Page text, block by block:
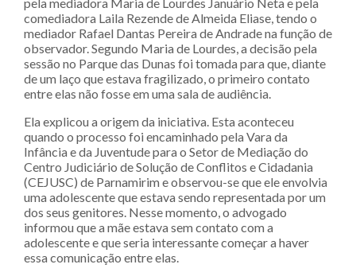
comediadora Laila Rezende de Almeida Eliase, tendo o
mediador Rafael Dantas Pereira de Andrade na função de
observador. Segundo Maria de Lourdes, a decisão pela
sessão no Parque das Dunas foi tomada para que, diante
de um laço que estava fragilizado, o primeiro contato
entre elas não fosse em uma sala de audiência.
Ela explicou a origem da iniciativa. Esta aconteceu
quando o processo foi encaminhado pela Vara da
Infância e da Juventude para o Setor de Mediação do
Centro Judiciário de Solução de Conflitos e Cidadania
(CEJUSC) de Parnamirim e observou-se que ele envolvia
uma adolescente que estava sendo representada por um
dos seus genitores. Nesse momento, o advogado
informou que a mãe estava sem contato com a
adolescente e que seria interessante começar a haver
essa comunicação entre elas.